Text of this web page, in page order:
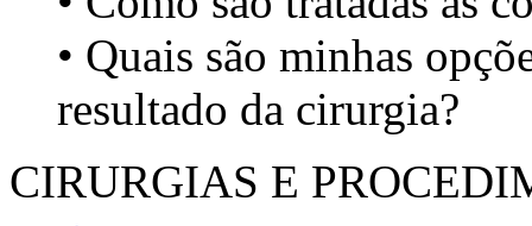
• Quais são minhas
resultado da cirurgia?
CIRURGIAS E